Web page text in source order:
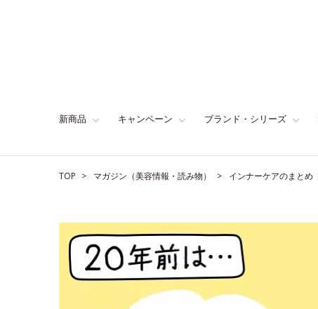
新商品 キャンペーン ブランド・シリーズ
TOP マガジン（美容情報・読み物） インナーケアのまとめ